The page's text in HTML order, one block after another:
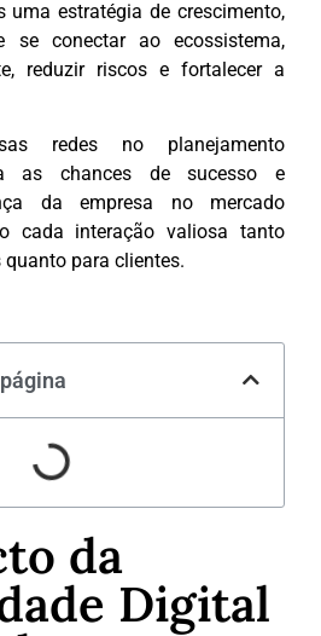
uma estratégia de crescimento,
conectar ao ecossistema,
reduzir riscos e fortalecer a
redes no planejamento
as chances de sucesso e
da empresa no mercado
cada interação valiosa tanto
quanto para clientes.
da
Digital